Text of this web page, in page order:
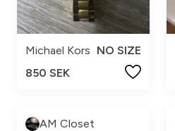
Michael Kors NO SIZE
850 SEK
AM Closet